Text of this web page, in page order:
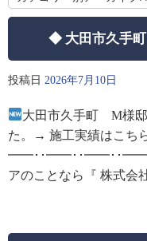
◆ 大田市久手
投稿日 2026年7月10日
大田市久手町 M様邸
た。→ 施工実績はこ
━━･･━━･･━━･･━━･･
アのことなら『 株式会
全力でお客様のお困り